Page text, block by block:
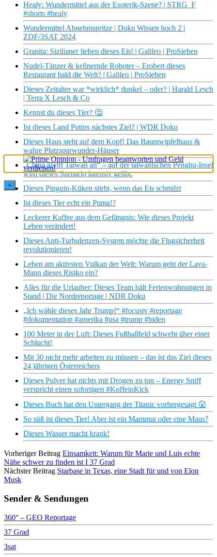
Healy: Wundermittel aus der Esoterik-Szene? | STRG_F
#shorts #healy
Wundermittel Abnehmspritze | Doku Wissen hoch 2 |
ZDF/3SAT 2024
Granita: Sizilianer lieben dieses Eis! | Galileo | ProSieben
Nudel-Tänzer & kellnernde Roboter – Erobert dieses
Restaurant bald die Welt? | Galileo | ProSieben
Dieses Zeitalter war *wirklich* dunkel – oder? | Harald Lesch
| Terra X Lesch & Co
Kennst du dieses Tier? 🤔
Ist dieses Land Putins nächstes Ziel? | WDR Doku
Dieses Haus steht auf dem Kopf! Das Baumwipfelhaus &
wahre Platzsparwunder-Häuser
„China greift Taiwan an“ – auf der taiwanischen Penghu-Insel
wird dieses Szenario intensiv geübt.
Dieses Pinguin-Küken stirbt, wenn das Eis schmilzt
Ist dieses Tier echt ein Puma!?
Leckerer Kaffee aus dem Gefängnis: Wie dieses Projekt
Leben verändert!
Dieses Anti-Turbulenzen-System möchte die Flugsicherheit
revolutionieren!
Leben am aktivsten Vulkan der Welt: Warum geht der Lava-
Mann dieses Risiko ein?
Alles für die Urlauber: Dieses Team hält Ferienwohnungen in
Stand | Die Nordreportage | NDR Doku
„Ich wähle dieses Jahr Trump!“ #focustv #reportage
#dokumentation #amerika #usa #trump #biden
100 Meter in der Luft: Dieses Fußballfeld schwebt über einer
Schlucht!
Mit 30 nicht mehr arbeiten zu müssen – das ist das Ziel dieses
24 jährigen Österreichers
Dieses Pulver hat nichts mit Drogen zu tun – Energy Sniff
verspricht einen sofortigen #KoffeinKick
Dieses Buch hat den Untergang der Titanic vorhergesagt 😮
So süß ist dieses Tier! Aber ist ein Mammut oder eine Maus?
Dieses Wasser macht krank!
Vorheriger Beitrag Einsamkeit: Warum für Marie und Luis echte
Nähe schwer zu finden ist I 37 Grad
Nächster Beitrag Starbase in Texas, eine Stadt für und von Elon
Musk
Sender & Sendungen
360° – GEO Reportage
37 Grad
3sat
×